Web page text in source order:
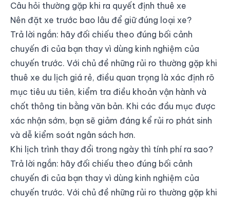
Câu hỏi thường gặp khi ra quyết định thuê xe
Nên đặt xe trước bao lâu để giữ đúng loại xe?
Trả lời ngắn: hãy đối chiếu theo đúng bối cảnh
chuyến đi của bạn thay vì dùng kinh nghiệm của
chuyến trước. Với chủ đề những rủi ro thường gặp khi
thuê xe du lịch giá rẻ, điều quan trọng là xác định rõ
mục tiêu ưu tiên, kiểm tra điều khoản vận hành và
chốt thông tin bằng văn bản. Khi các đầu mục được
xác nhận sớm, bạn sẽ giảm đáng kể rủi ro phát sinh
và dễ kiểm soát ngân sách hơn.
Khi lịch trình thay đổi trong ngày thì tính phí ra sao?
Trả lời ngắn: hãy đối chiếu theo đúng bối cảnh
chuyến đi của bạn thay vì dùng kinh nghiệm của
chuyến trước. Với chủ đề những rủi ro thường gặp khi